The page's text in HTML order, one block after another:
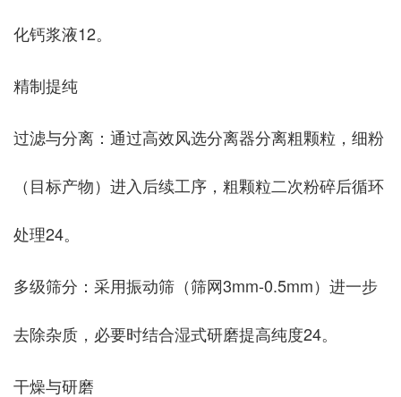
化钙浆液‌12。
‌精制提纯‌
‌过滤与分离‌：通过高效风选分离器分离粗颗粒，细粉
（目标产物）进入后续工序，粗颗粒二次粉碎后循环
处理‌24。
‌多级筛分‌：采用振动筛（筛网3mm-0.5mm）进一步
去除杂质，必要时结合湿式研磨提高纯度‌24。
‌干燥与研磨‌